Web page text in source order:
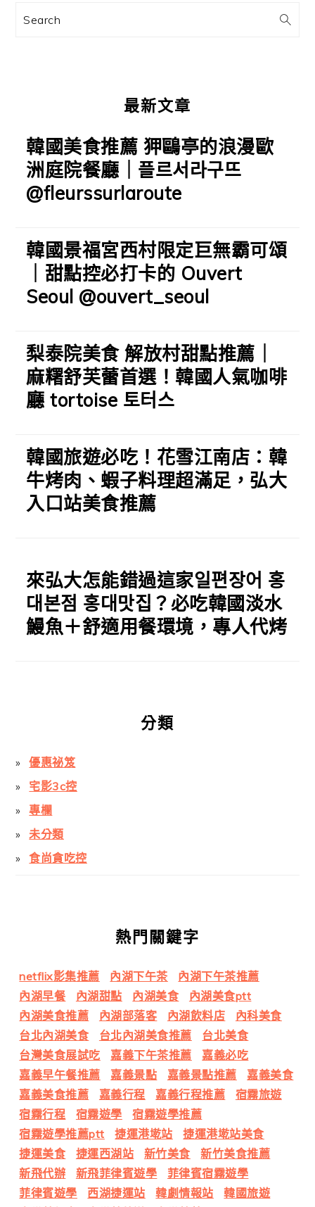
訊
Search
最新文章
韓國美食推薦 狎鷗亭的浪漫歐
洲庭院餐廳｜플르서라구뜨
@fleurssurlaroute
韓國景福宮西村限定巨無霸可頌
｜甜點控必打卡的 Ouvert
Seoul @ouvert_seoul
梨泰院美食 解放村甜點推薦｜
麻糬舒芙蕾首選！韓國人氣咖啡
廳 tortoise 토터스
韓國旅遊必吃！花雪江南店：韓
牛烤肉、蝦子料理超滿足，弘大
入口站美食推薦
來弘大怎能錯過這家일편장어 홍
대본점 홍대맛집？必吃韓國淡水
鰻魚＋舒適用餐環境，專人代烤
分類
優惠祕笈
宅影3c控
專欄
未分類
食尚貪吃控
熱門關鍵字
netflix影集推薦 內湖下午茶
內湖下午茶推薦
內湖早餐
內湖甜點 內湖美食
內湖美食ptt
內湖美食推薦
內湖部落客 內湖飲料店
內科美食
台北內湖美食
台北內湖美食推薦
台北美食
台灣美食展試吃
嘉義下午茶推薦
嘉義必吃
嘉義早午餐推薦
嘉義景點 嘉義景點推薦
嘉義美食
嘉義美食推薦
嘉義行程 嘉義行程推薦
宿霧旅遊
宿霧行程
宿霧遊學
宿霧遊學推薦
宿霧遊學推薦ptt
捷運港墘站
捷運港墘站美食
捷運美食
捷運西湖站 新竹美食
新竹美食推薦
新飛代辦
新飛菲律賓遊學
菲律賓宿霧遊學
菲律賓遊學
西湖捷運站 韓劇情報站
韓國旅遊